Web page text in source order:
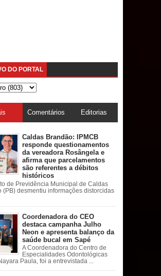
DO PORTAL
Comentários Editorias
Caldas Brandão: IPMCB
responde questionamentos
da vereadora Rosângela e
afirma que parcelamentos
são referentes a débitos
históricos
de Previdência Municipal de Caldas
(PB) desmentiu informações distorcidas
Coordenadora do CEO
destaca campanha Julho
Neon e apresenta balanço da
saúde bucal em Sapé
A Coordenadora do Centro de
Especialidades Odontológicas
Paula, foi a entrevistada ...